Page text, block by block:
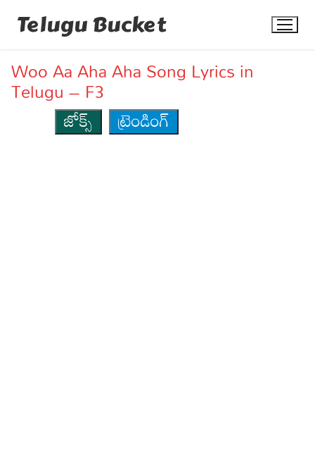
Telugu Bucket
Woo Aa Aha Aha Song Lyrics in
Telugu – F3
జోక్స్
ట్రెండింగ్